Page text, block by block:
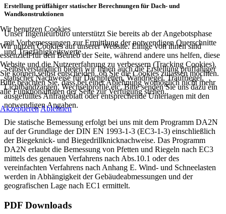
Erstellung prüffähiger statischer Berechnungen für Dach- und
Wandkonstruktionen
Unser Ingenieurbüro unterstützt Sie bereits ab der Angebotsphase
mit Vorbemessungen zur Ermittlung der notwendigen Querschnitte
und Tragfähigkeitswerte.
Selbstverständlich bieten wir Ihnen auch die Erstellung prüffähiger
statischer Nachweise für Dachpfetten, Wandriegel, Traufriegel,
Lichtbandzargen, Wechselprofile etc. Bitte senden Sie uns dazu ein
ausgefülltes Anfrageblatt oder entsprechende Unterlagen mit den
notwendigen Angaben.
Die statische Bemessung erfolgt bei uns mit dem Programm DA2N
auf der Grundlage der DIN EN 1993-1-3 (EC3-1-3) einschließlich
der Biegeknick- und Biegedrillknicknachweise. Das Programm
DA2N erlaubt die Bemessung von Pfetten und Riegeln nach EC3
mittels des genauen Verfahrens nach Abs.10.1 oder des
vereinfachten Verfahrens nach Anhang E. Wind- und Schneelasten
werden in Abhängigkeit der Gebäudeabmessungen und der
geografischen Lage nach EC1 ermittelt.
PDF Downloads
Wir benutzen Cookies
Wir nutzen Cookies auf unserer Website. Einige von ihnen sind
essenziell für den Betrieb der Seite, während andere uns helfen, diese
Website und die Nutzererfahrung zu verbessern (Tracking Cookies).
Sie können selbst entscheiden, ob Sie die Cookies zulassen möchten.
Bitte beachten Sie, dass bei einer Ablehnung womöglich nicht mehr
alle Funktionalitäten der Seite zur Verfügung stehen.
AkzeptierenAblehnen